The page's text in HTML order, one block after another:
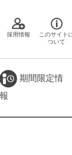
採用情報
このサイト
ついて
期間限定情
報